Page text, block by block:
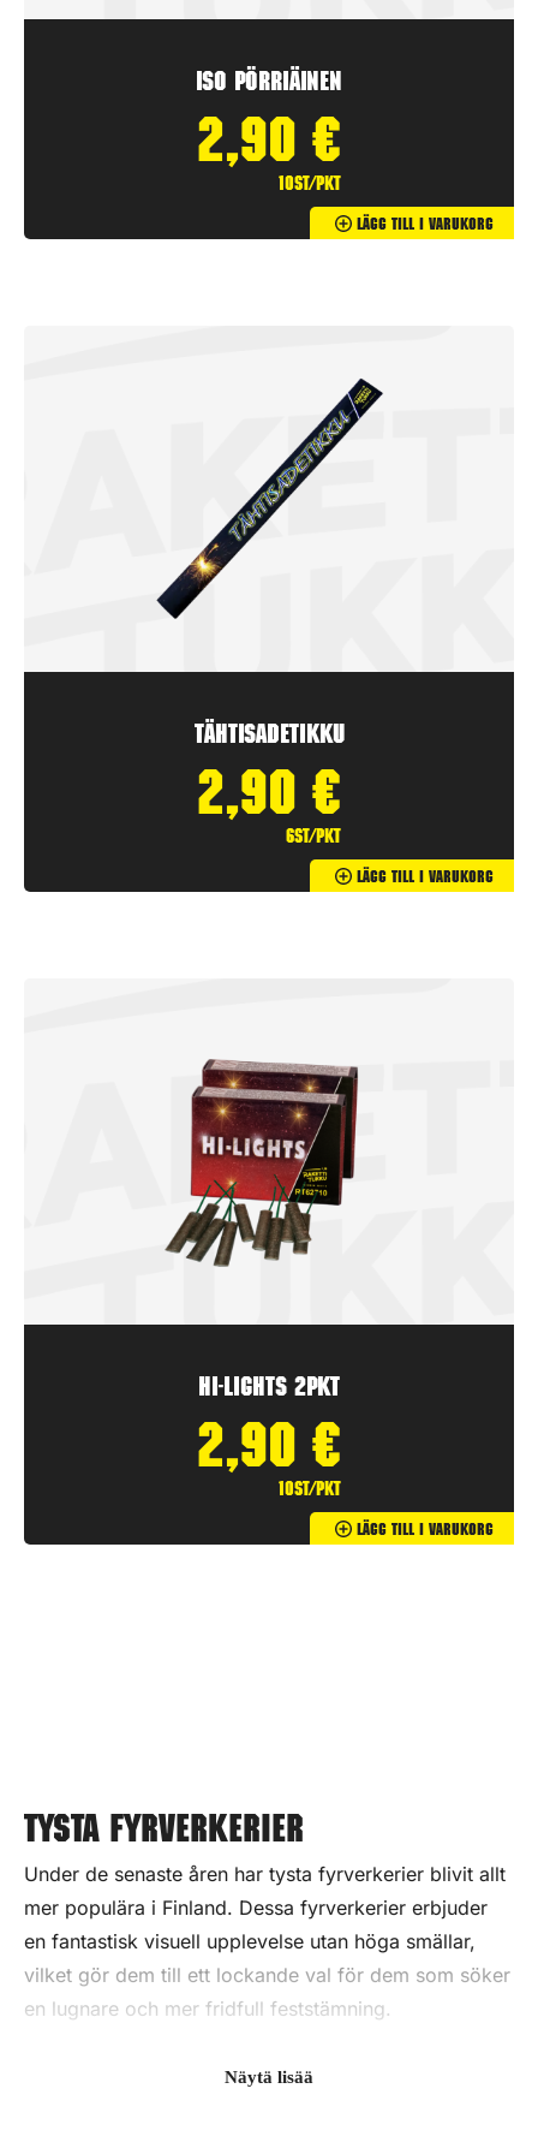
Iso Pörriäinen
2,90 €
10st/pkt
Lägg Till I Varukorg
Tähtisadetikku
2,90 €
6st/pkt
Lägg Till I Varukorg
Hi-Lights 2pkt
2,90 €
10st/pkt
Lägg Till I Varukorg
Tysta fyrverkerier
Under de senaste åren har tysta fyrverkerier blivit allt
mer populära i Finland. Dessa fyrverkerier erbjuder
en fantastisk visuell upplevelse utan höga smällar,
vilket gör dem till ett lockande val för dem som söker
en lugnare och mer fridfull feststämning.
Vad är tysta fyrverkerier?
Näytä lisää